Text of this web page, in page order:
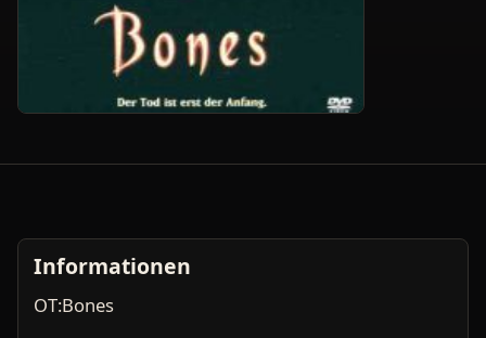
Informationen
OT:Bones